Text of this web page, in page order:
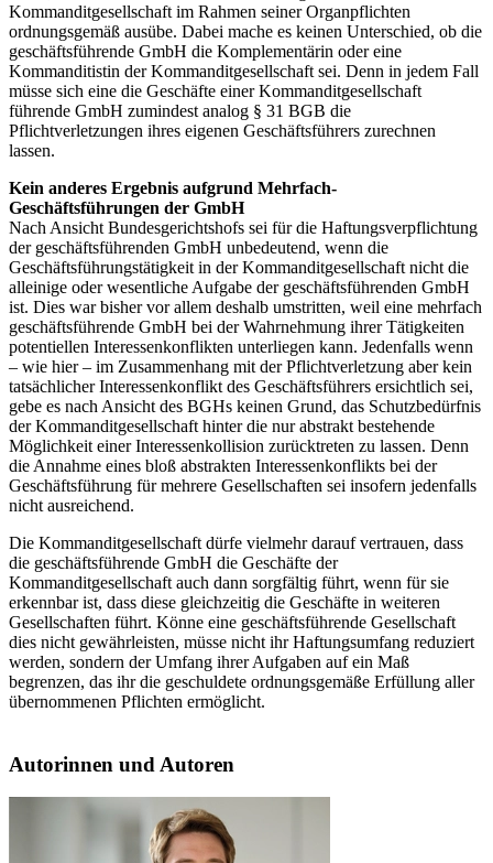
Kommanditgesellschaft im Rahmen seiner Organpflichten
ordnungsgemäß ausübe. Dabei mache es keinen Unterschied, ob die
geschäftsführende GmbH die Komplementärin oder eine
Kommanditistin der Kommanditgesellschaft sei. Denn in jedem Fall
müsse sich eine die Geschäfte einer Kommanditgesellschaft
führende GmbH zumindest analog § 31 BGB die
Pflichtverletzungen ihres eigenen Geschäftsführers zurechnen
lassen.
Kein anderes Ergebnis aufgrund Mehrfach-
Geschäftsführungen der GmbH
Nach Ansicht Bundesgerichtshofs sei für die Haftungsverpflichtung
der geschäftsführenden GmbH unbedeutend, wenn die
Geschäftsführungstätigkeit in der Kommanditgesellschaft nicht die
alleinige oder wesentliche Aufgabe der geschäftsführenden GmbH
ist. Dies war bisher vor allem deshalb umstritten, weil eine mehrfach
geschäftsführende GmbH bei der Wahrnehmung ihrer Tätigkeiten
potentiellen Interessenkonflikten unterliegen kann. Jedenfalls wenn
– wie hier – im Zusammenhang mit der Pflichtverletzung aber kein
tatsächlicher Interessenkonflikt des Geschäftsführers ersichtlich sei,
gebe es nach Ansicht des BGHs keinen Grund, das Schutzbedürfnis
der Kommanditgesellschaft hinter die nur abstrakt bestehende
Möglichkeit einer Interessenkollision zurücktreten zu lassen. Denn
die Annahme eines bloß abstrakten Interessenkonflikts bei der
Geschäftsführung für mehrere Gesellschaften sei insofern jedenfalls
nicht ausreichend.
Die Kommanditgesellschaft dürfe vielmehr darauf vertrauen, dass
die geschäftsführende GmbH die Geschäfte der
Kommanditgesellschaft auch dann sorgfältig führt, wenn für sie
erkennbar ist, dass diese gleichzeitig die Geschäfte in weiteren
Gesellschaften führt. Könne eine geschäftsführende Gesellschaft
dies nicht gewährleisten, müsse nicht ihr Haftungsumfang reduziert
werden, sondern der Umfang ihrer Aufgaben auf ein Maß
begrenzen, das ihr die geschuldete ordnungsgemäße Erfüllung aller
übernommenen Pflichten ermöglicht.
Autorinnen und Autoren